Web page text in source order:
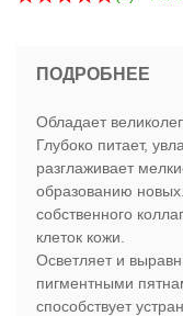
ПОДРОБНЕЕ
Обладает
Глубоко питает,
разглаживает
образованию
собственного
клеток кожи.
Осветляет и
пигментными
способствует